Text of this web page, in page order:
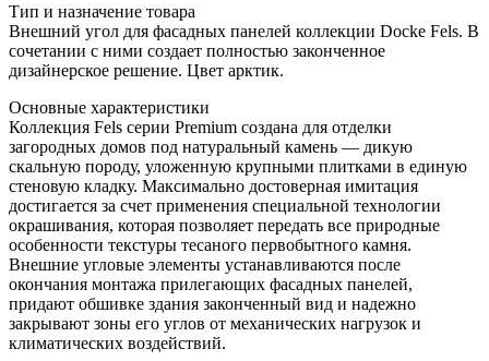
Тип и назначение товара
Внешний угол для фасадных панелей коллекции Docke Fels. В
сочетании с ними создает полностью законченное
дизайнерское решение. Цвет арктик.
Основные характеристики
Коллекция Fels серии Premium создана для отделки
загородных домов под натуральный камень — дикую
скальную породу, уложенную крупными плитками в единую
стеновую кладку. Максимально достоверная имитация
достигается за счет применения специальной технологии
окрашивания, которая позволяет передать все природные
особенности текстуры тесаного первобытного камня.
Внешние угловые элементы устанавливаются после
окончания монтажа прилегающих фасадных панелей,
придают обшивке здания законченный вид и надежно
закрывают зоны его углов от механических нагрузок и
климатических воздействий.